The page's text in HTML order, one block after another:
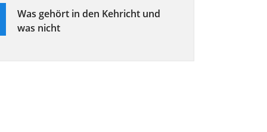
Was gehört in den Kehricht und
was nicht